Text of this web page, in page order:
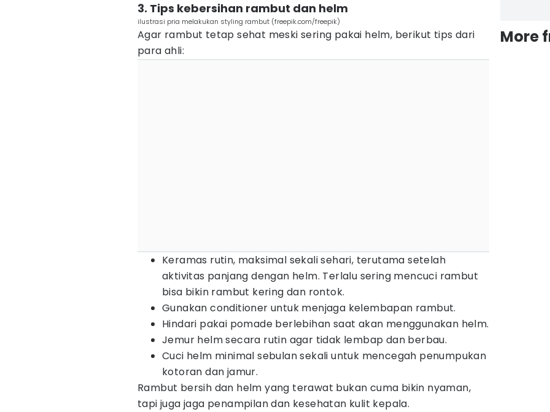
3. Tips kebersihan rambut dan helm
ilustrasi pria melakukan styling rambut (freepik.com/freepik)
Agar rambut tetap sehat meski sering pakai helm, berikut tips dari
para ahli:
Keramas rutin, maksimal sekali sehari, terutama setelah
aktivitas panjang dengan helm. Terlalu sering mencuci rambut
bisa bikin rambut kering dan rontok.
Gunakan conditioner untuk menjaga kelembapan rambut.
Hindari pakai pomade berlebihan saat akan menggunakan helm.
Jemur helm secara rutin agar tidak lembap dan berbau.
Cuci helm minimal sebulan sekali untuk mencegah penumpukan
kotoran dan jamur.
Rambut bersih dan helm yang terawat bukan cuma bikin nyaman,
tapi juga jaga penampilan dan kesehatan kulit kepala.
More